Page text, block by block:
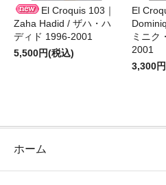
El Croquis 103｜
Zaha Hadid / ザハ・ハ
ディド 1996-2001
5,500円(税込)
El
ミニク
2001
3,300
ホーム